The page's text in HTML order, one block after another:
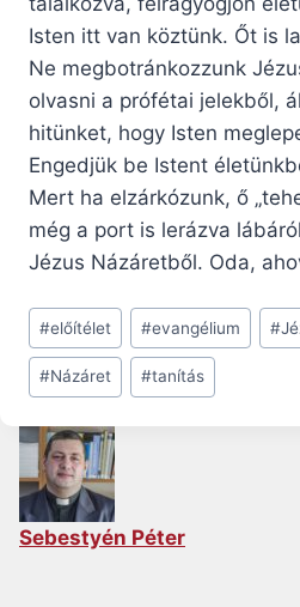
Isten itt van köztünk. Őt is
Ne megbotránkozzunk
olvasni a prófétai jelekből,
hitünket, hogy Isten
Engedjük be Istent
Mert ha elzárkózunk, ő
még a port is lerázva
Jézus Názáretből. Oda,
Post
Tags:
#előítélet #evangélium #
#Názáret #tanítás
Sebestyén Péter